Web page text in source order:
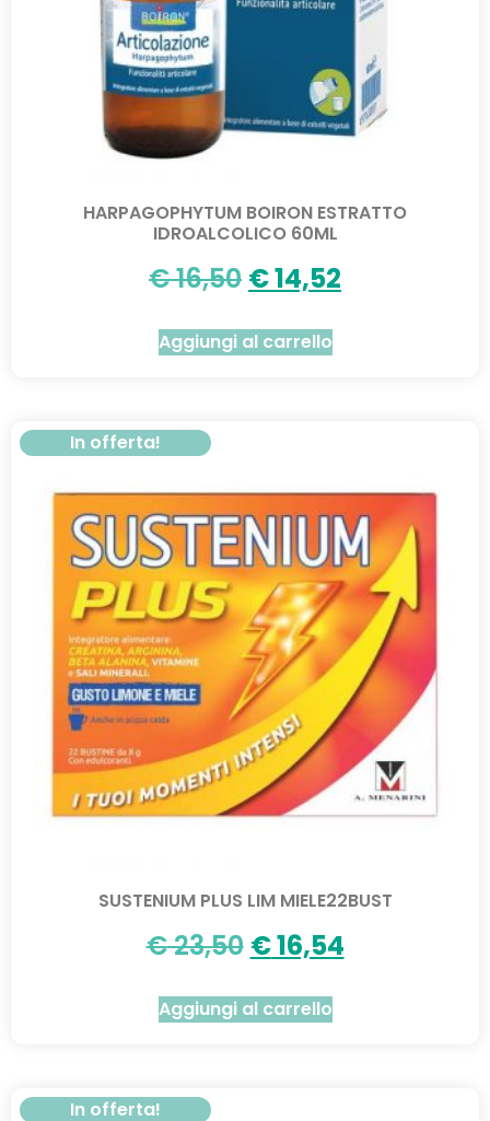
HARPAGOPHYTUM BOIRON ESTRATTO
IDROALCOLICO 60ML
€16,50 €14,52
Aggiungi al carrello
In offerta!
SUSTENIUM PLUS LIM MIELE22BUST
€23,50 €16,54
Aggiungi al carrello
In offerta!